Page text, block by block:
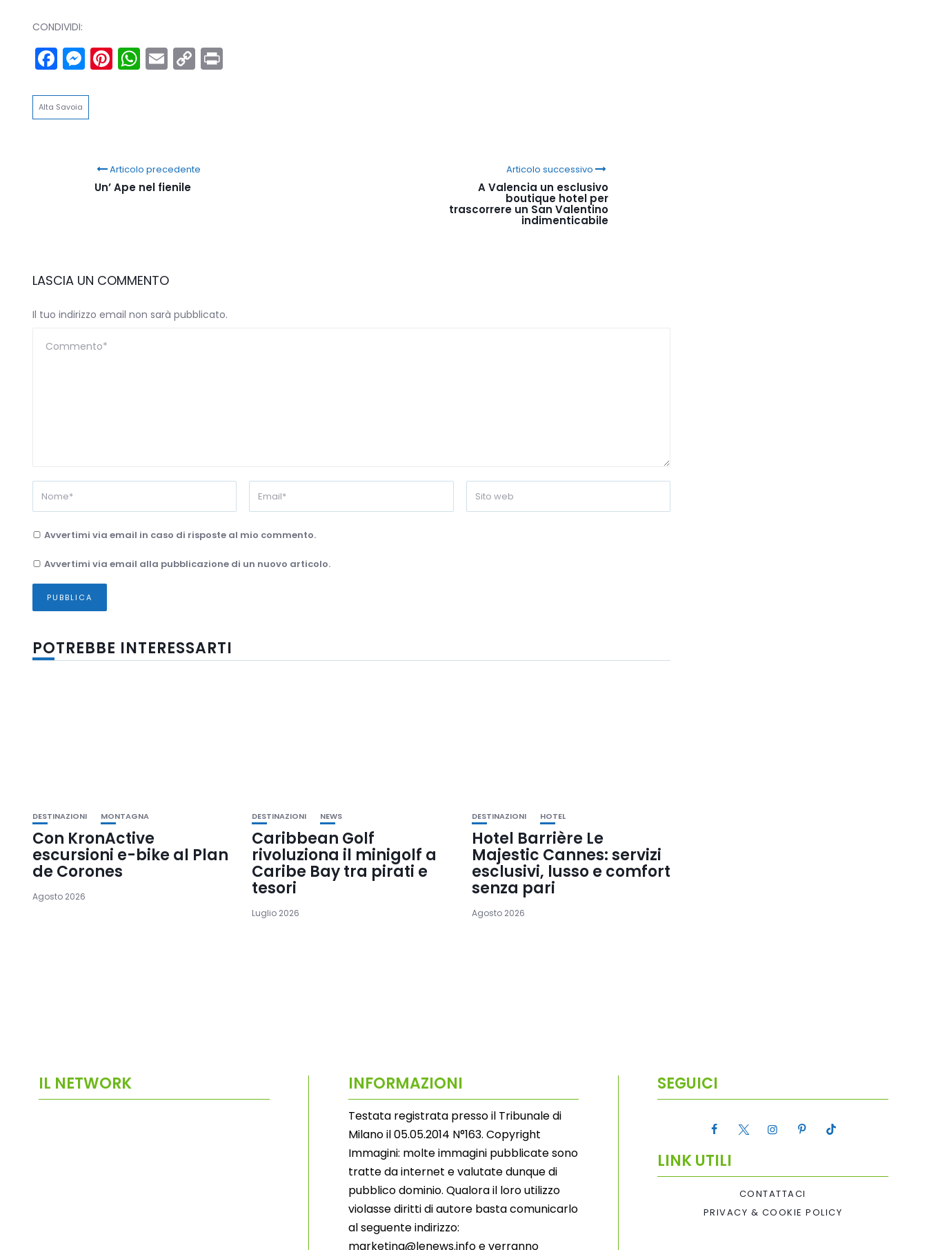
CONDIVIDI:
Facebook
Messenger
Pinterest
WhatsApp
Email
Copy
Link
Alta Savoia
Articolo precedente
Un’ Ape nel fienile
Articolo successivo
A Valencia un esclusivo
boutique hotel per
trascorrere un San Valentino
indimenticabile
LASCIA UN COMMENTO
Il tuo indirizzo email non sarà pubblicato.
Avvertimi via email in caso di risposte al mio commento.
Avvertimi via email alla pubblicazione di un nuovo articolo.
POTREBBE INTERESSARTI
DESTINAZIONI MONTAGNA
Con KronActive
escursioni e-bike al Plan
de Corones
Agosto 2026
DESTINAZIONI NEWS
Caribbean Golf
rivoluziona il minigolf a
Caribe Bay tra pirati e
tesori
Luglio 2026
DESTINAZIONI HOTEL
Hotel Barrière Le
Majestic Cannes: servizi
esclusivi, lusso e comfort
senza pari
Agosto 2026
IL NETWORK INFORMAZIONI
Testata registrata presso il Tribunale di
Milano il 05.05.2014 N°163. Copyright
Immagini: molte immagini pubblicate sono
tratte da internet e valutate dunque di
pubblico dominio. Qualora il loro utilizzo
violasse diritti di autore basta comunicarlo
al seguente indirizzo:
marketing@lenews.info e verranno
SEGUICI
LINK UTILI
CONTATTACI
PRIVACY & COOKIE POLICY